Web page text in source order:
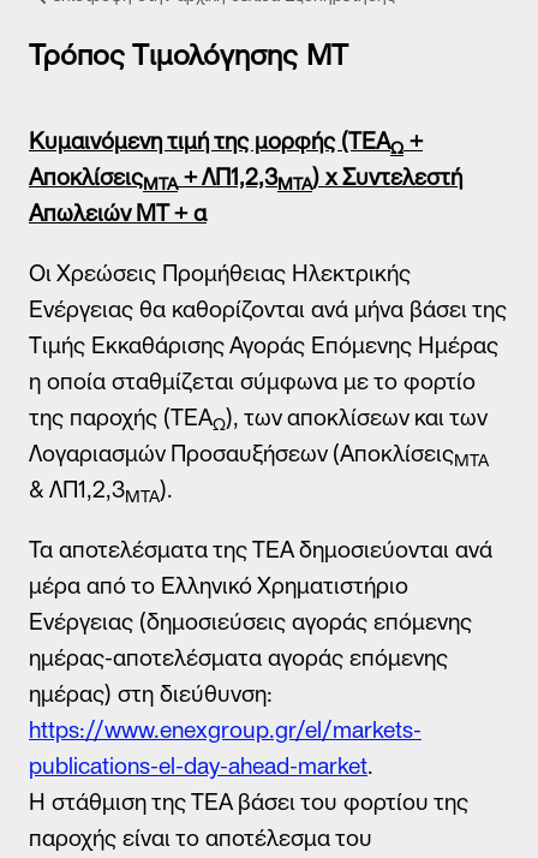
Χρήσιμα Έντυπα
Δίκτυο καταστημάτων
Σημεία Πληρωμής λογαριασμών
Πείτε μας την άποψή σας
Τρόπος Τιμολόγησης ΜΤ
Κυμαινόμενη τιμή της μορφής (ΤΕΑΩ +
ΑποκλίσειςΜΤΑ + ΛΠ1,2,3ΜΤΑ) x Συντελεστή
Απωλειών ΜΤ + α
Οι Χρεώσεις Προμήθειας Ηλεκτρικής
Ενέργειας θα καθορίζονται ανά μήνα βάσει της
Τιμής Εκκαθάρισης Αγοράς Επόμενης Ημέρας
η οποία σταθμίζεται σύμφωνα με το φορτίο
της παροχής (ΤΕΑΩ), των αποκλίσεων και των
Λογαριασμών Προσαυξήσεων (ΑποκλίσειςΜΤΑ
& ΛΠ1,2,3ΜΤΑ).
Τα αποτελέσματα της ΤΕΑ δημοσιεύονται ανά
μέρα από το Ελληνικό Χρηματιστήριο
Ενέργειας (δημοσιεύσεις αγοράς επόμενης
ημέρας-αποτελέσματα αγοράς επόμενης
ημέρας) στη διεύθυνση:
https://www.enexgroup.gr/el/markets-
publications-el-day-ahead-market.
Η στάθμιση της ΤΕΑ βάσει του φορτίου της
παροχής είναι το αποτέλεσμα του
Μάθετε περισσότερα
Φόρμα εκδήλωσης ενδιαφέροντος
Όνομα
Επίθετο